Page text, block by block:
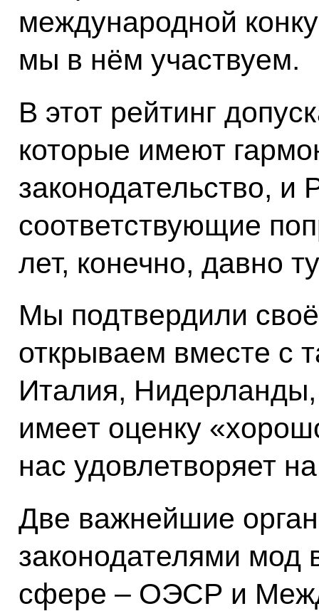
международной
мы в нём участвуем.
В этот рейтинг
которые имеют
законодательство, и
соответствующие
лет, конечно, давно
Мы подтвердили
открываем вместе с
Италия, Нидерланды,
имеет оценку
нас удовлетворяет
Две важнейшие
законодателями
сфере – ОЭСР и